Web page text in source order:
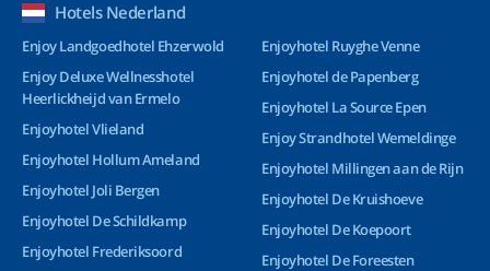
Hotels Nederland
Enjoy Landgoedhotel Ehzerwold
Enjoy Deluxe Wellnesshotel
Heerlickheijd van Ermelo
Enjoyhotel Vlieland
Enjoyhotel Hollum Ameland
Enjoyhotel Joli Bergen
Enjoyhotel De Schildkamp
Enjoyhotel Frederiksoord
Enjoyhotel Ruyghe Venne
Enjoyhotel de Papenberg
Enjoyhotel La Source Epen
Enjoy Strandhotel Wemeldinge
Enjoyhotel Millingen aan de Rijn
Enjoyhotel De Kruishoeve
Enjoyhotel De Koepoort
Enjoyhotel De Foreesten